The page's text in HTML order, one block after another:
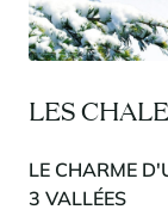
LES
LE CHARME
3 VALLÉES